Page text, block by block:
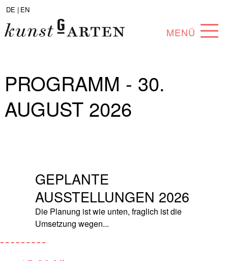
DE | EN
MENÜ
ABOUT
SAMMLUNG
ANGEBOTE
PROGRAMM - 30.
AUGUST 2026
GEPLANTE
AUSSTELLUNGEN 2026
Die Planung ist wie unten, fraglich ist die
Umsetzung wegen...